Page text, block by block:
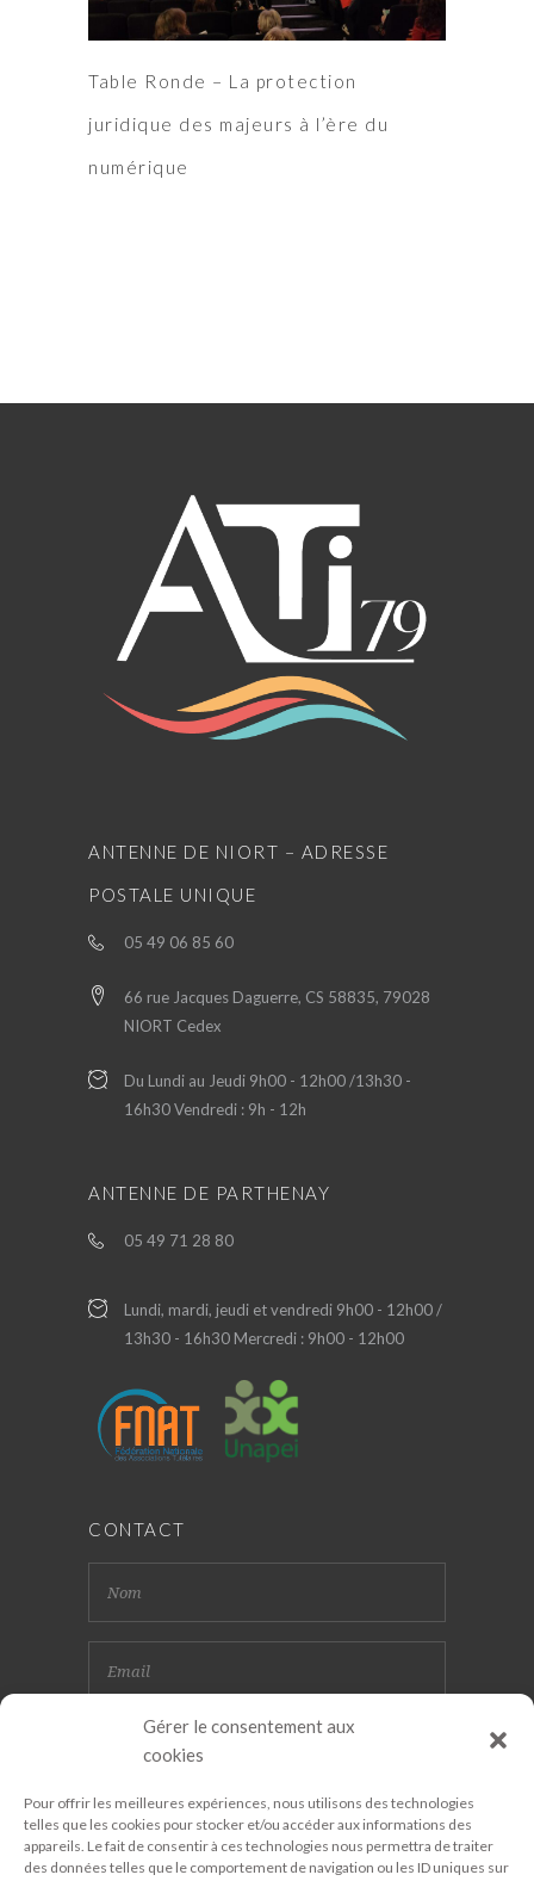
Gérer le consentement aux
cookies
Pour offrir les meilleures expériences, nous utilisons des technologies
telles que les cookies pour stocker et/ou accéder aux informations des
appareils. Le fait de consentir à ces technologies nous permettra de traiter
des données telles que le comportement de navigation ou les ID uniques sur
Table Ronde – La protection
juridique des majeurs à l’ère du
numérique
ANTENNE DE NIORT – ADRESSE
POSTALE UNIQUE
05 49 06 85 60
66 rue Jacques Daguerre, CS 58835, 79028
NIORT Cedex
Du Lundi au Jeudi 9h00 - 12h00 /13h30 -
16h30 Vendredi : 9h - 12h
ANTENNE DE PARTHENAY
05 49 71 28 80
Lundi, mardi, jeudi et vendredi 9h00 - 12h00 /
13h30 - 16h30 Mercredi : 9h00 - 12h00
CONTACT